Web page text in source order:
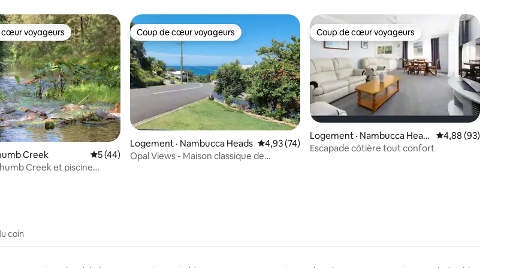
5, 8 commentaires
voyageurs parmi les plus aimés
cœur voyageurs
Creek Note moyenne de 5 sur 5, 44 commentaires
5 (44)
Creek et piscine
Coup de cœur voyageurs
Coup de cœur voyageurs
Logement · Nambucca Heads Note moyenne de 4,93 sur 5, 74 commentaires
4,93 (74)
Opal Views - Maison classique de
Coup de cœur voyageurs
Coup de cœur voyageurs
Logement · Nambucca Head
s
Note moyenne de
4,88 (93)
Escapade côtière tout confort
coin